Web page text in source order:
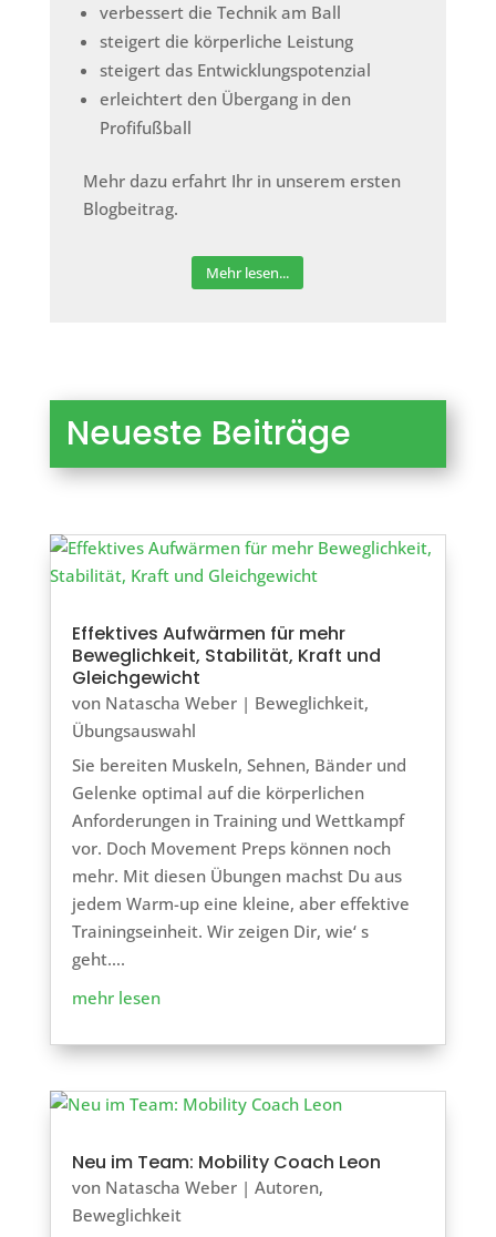
verbessert die Technik am Ball
steigert die körperliche Leistung
steigert das Entwicklungspotenzial
erleichtert den Übergang in den
Profifußball
Mehr dazu erfahrt Ihr in unserem ersten
Blogbeitrag.
Mehr lesen...
Neueste Beiträge
Effektives Aufwärmen für mehr
Beweglichkeit, Stabilität, Kraft und
Gleichgewicht
von Natascha Weber| Beweglichkeit,
Übungsauswahl
Sie bereiten Muskeln, Sehnen, Bänder und
Gelenke optimal auf die körperlichen
Anforderungen in Training und Wettkampf
vor. Doch Movement Preps können noch
mehr. Mit diesen Übungen machst Du aus
jedem Warm-up eine kleine, aber effektive
Trainingseinheit. Wir zeigen Dir, wie‘ s
geht….
mehr lesen
Neu im Team: Mobility Coach Leon
von Natascha Weber| Autoren,
Beweglichkeit